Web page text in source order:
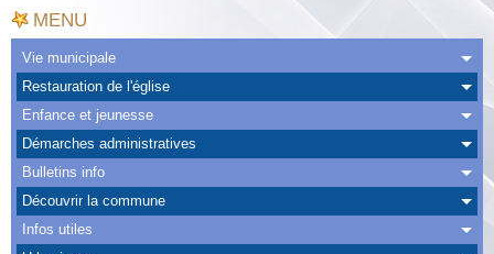
Accueil
Actualités
Facebook
CAPSO
Urbanisme
Transports
MENU
Vie municipale
Restauration de l'église
Enfance et jeunesse
Démarches administratives
Bulletins info
Découvrir la commune
Infos utiles